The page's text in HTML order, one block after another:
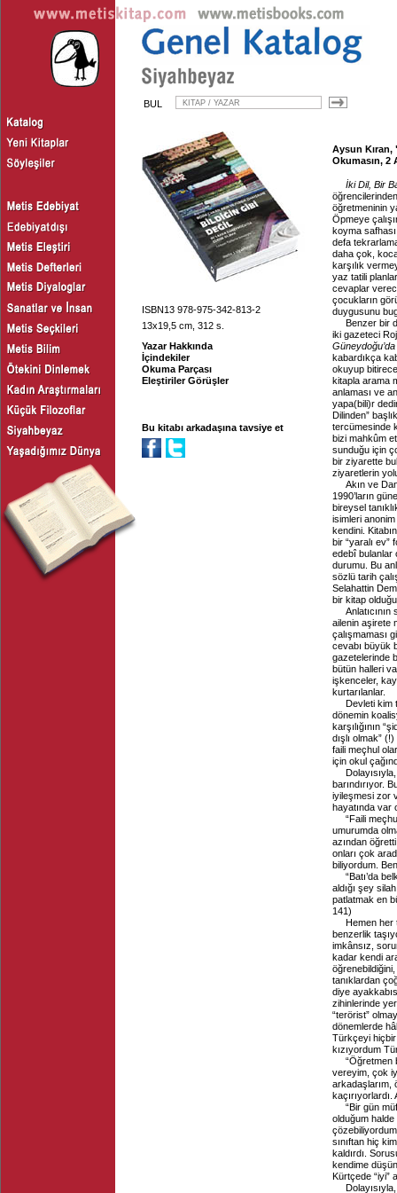
BUL
ISBN13 978-975-342-813-2
13x19,5 cm, 312 s.
Yazar Hakkında
İçindekiler
Okuma Parçası
Eleştiriler Görüşler
Bu kitabı arkadaşına tavsiye et
Aysun
Okumasın, 2
İki Dil, Bir
öğretmeninin
Öpmeye
koyma
defa
daha çok,
karşılık
yaz tatili
cevaplar
çocukların
duygusunu
Benzer bir
iki gazeteci
kabardıkça
okuyup
kitapla arama
anlaması ve
yapa(bili)r
Dilinden”
tercümesinde
bizi mahkûm
sunduğu için
bir ziyarette
ziyaretlerin
Akın ve
1990’ların
bireysel
isimleri anonim
kendini.
bir “yaralı ev”
edebî bulanlar
durumu. Bu
sözlü tarih
Selahattin
bir kitap
ailenin aşirete
çalışmaması
cevabı büyük
gazetelerinde
bütün halleri
işkenceler,
kurtarılanlar.
Devleti kim
dönemin
karşılığının
dışlı olmak”
faili meçhul
için okul
barındırıyor.
iyileşmesi zor
hayatında var
“Faili
umurumda
azından
onları çok
biliyordum.
“Batı’da
aldığı şey
patlatmak en
141)
Hemen her
benzerlik
imkânsız,
kadar kendi
tanıklardan
diye
zihinlerinde
“terörist”
dönemlerde
Türkçeyi hiçbir
kızıyordum
“Öğretmen
vereyim, çok
arkadaşlarım,
“Bir gün
olduğum halde
sınıftan hiç
kaldırdı.
kendime
Kürtçede “iyi”